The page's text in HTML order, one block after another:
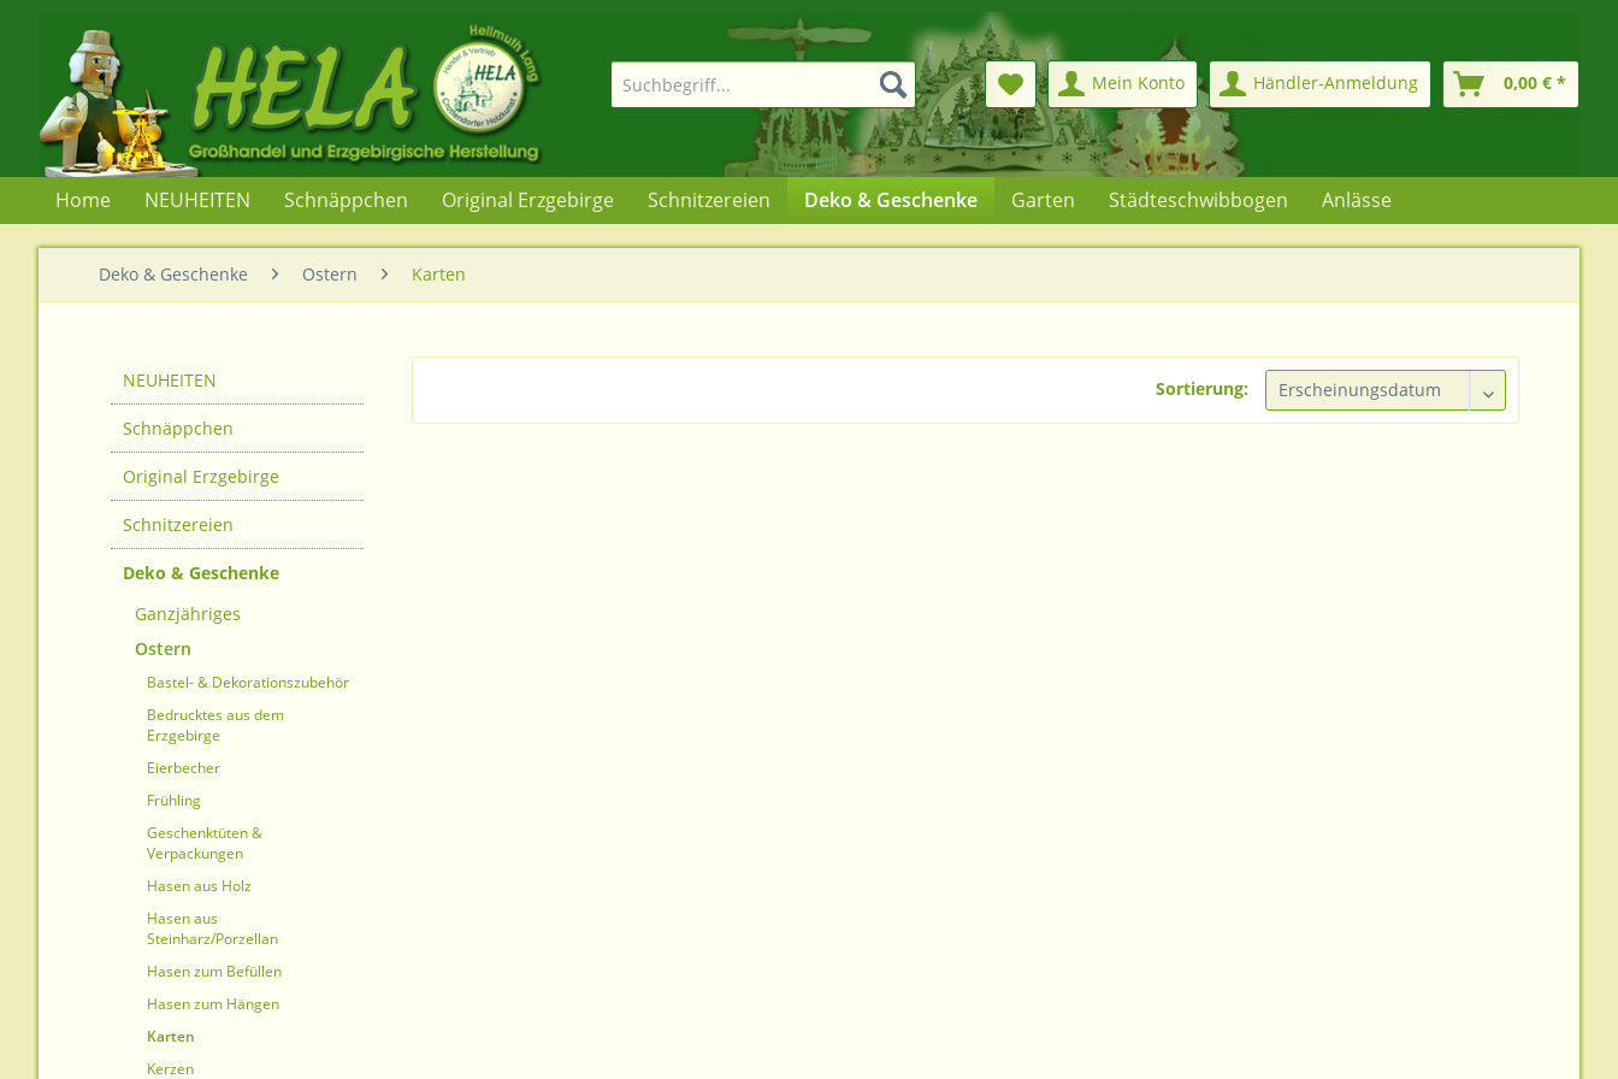
Mein Konto Händler-Anmeldung 0,00 € *
Home NEUHEITEN Schnäppchen Original Erzgebirge Schnitzereien Deko & Geschenke Garten Städteschwibbogen Anlässe
Deko & Geschenke Ostern Karten
NEUHEITEN
Schnäppchen
Original Erzgebirge
Schnitzereien
Deko & Geschenke
Ganzjähriges
Ostern
Bastel- & Dekorationszubehör
Bedrucktes aus dem
Erzgebirge
Eierbecher
Frühling
Geschenktüten &
Verpackungen
Hasen aus Holz
Hasen aus
Steinharz/Porzellan
Hasen zum Befüllen
Hasen zum Hängen
Karten
Kerzen
Sortierung: